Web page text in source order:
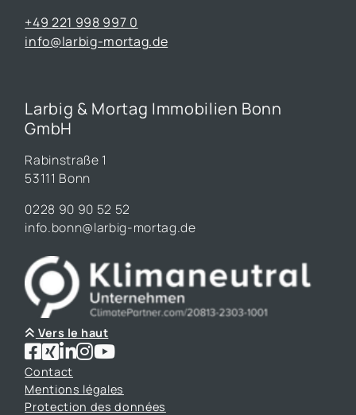
+49 221 998 997 0
info@larbig-mortag.de
Larbig & Mortag Immobilien Bonn
GmbH
Rabinstraße 1
53111 Bonn
0228 90 90 52 52
info.bonn@larbig-mortag.de
Vers le haut
Contact
Mentions légales
Protection des données